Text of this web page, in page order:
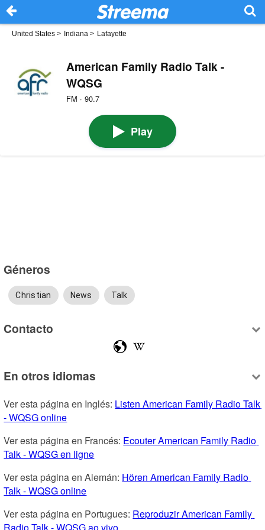
United States > Indiana > Lafayette
American Family Radio Talk -
WQSG
FM · 90.7
Play
Géneros
Christian News Talk
Contacto
En otros idiomas
Ver esta página en Inglés: Listen American Family Radio Talk
- WQSG online
Ver esta página en Francés: Ecouter American Family Radio
Talk - WQSG en ligne
Ver esta página en Alemán: Hören American Family Radio
Talk - WQSG online
Ver esta página en Portugues: Reproduzir American Family
Radio Talk - WQSG ao vivo